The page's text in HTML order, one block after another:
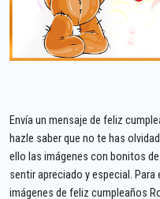
Envía un mensaje de feliz
hazle saber que no te has
ello las imágenes con bonitos
sentir apreciado y especial.
imágenes de feliz cumpleaños